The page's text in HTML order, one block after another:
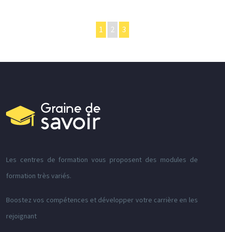
1 2 3
Les centres de formation vous proposent des modules de
formation très variés.
Boostez vos compétences et développer votre carrière en les
rejoignant